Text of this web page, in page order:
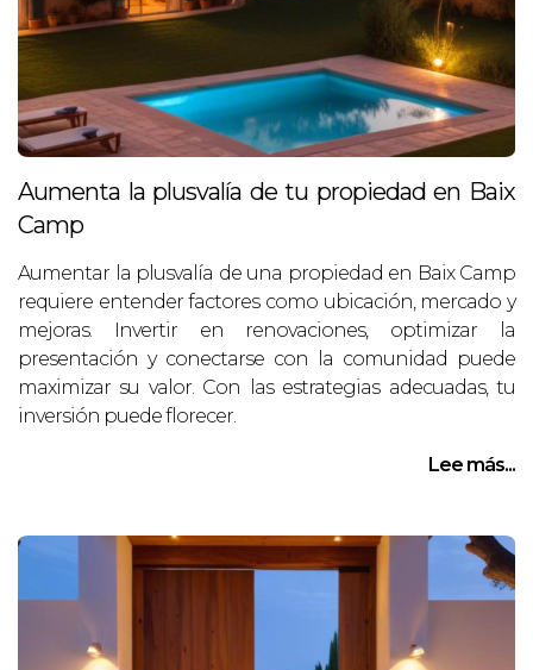
Aumenta la plusvalía de tu propiedad en Baix
Camp
Aumentar la plusvalía de una propiedad en Baix Camp
requiere entender factores como ubicación, mercado y
mejoras. Invertir en renovaciones, optimizar la
presentación y conectarse con la comunidad puede
maximizar su valor. Con las estrategias adecuadas, tu
inversión puede florecer.
Lee más...